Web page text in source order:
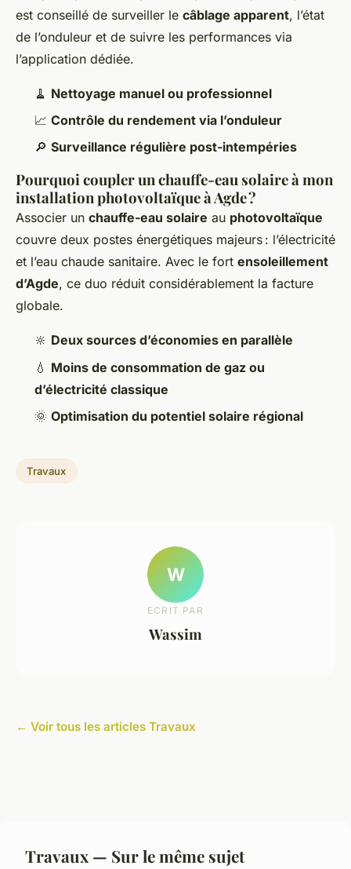
est conseillé de surveiller le câblage apparent, l’état
de l’onduleur et de suivre les performances via
l’application dédiée.
🧹 Nettoyage manuel ou professionnel
📈 Contrôle du rendement via l’onduleur
🔎 Surveillance régulière post-intempéries
Pourquoi coupler un chauffe-eau solaire à mon
installation photovoltaïque à Agde ?
Associer un chauffe-eau solaire au photovoltaïque
couvre deux postes énergétiques majeurs : l’électricité
et l’eau chaude sanitaire. Avec le fort ensoleillement
d’Agde, ce duo réduit considérablement la facture
globale.
🔆 Deux sources d’économies en parallèle
💧 Moins de consommation de gaz ou
d’électricité classique
🌞 Optimisation du potentiel solaire régional
Travaux
W
ECRIT PAR
Wassim
← Voir tous les articles Travaux
Travaux — Sur le même sujet